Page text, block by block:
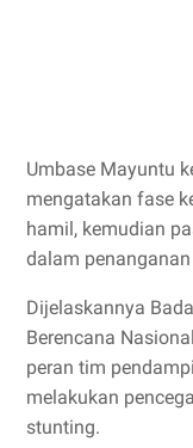
Umbase Mayuntu
mengatakan fase
hamil, kemudian
dalam
Dijelaskannya
Berencana
peran tim
melakukan
stunting.